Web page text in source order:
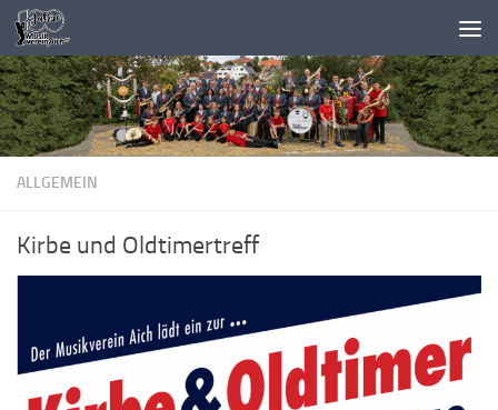
Zum Inhalt springen
ALLGEMEIN
Kirbe und Oldtimertreff